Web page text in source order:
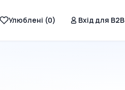
Улюблені (0) Вхід для B2B